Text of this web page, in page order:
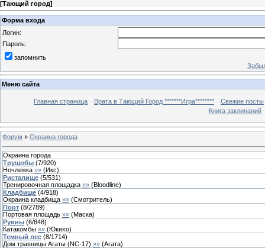
[Тающий город]
Форма входа
Логин:
Пароль:
запомнить
Меню сайта
Главная страница Врата в Тающий Город *******Игра********
Свежие посты
Книга заклинаний
Форум » Окраина города
Окраина города
Трущобы (7/920)
Ночлежка »» (Икс)
Ристалище (5/531)
Тренировочная площадка »» (Bloodline)
Кладбище (4/918)
Окраина кладбища »» (Смотритель)
Порт (8/2789)
Портовая площадь »» (Маска)
Руины (6/848)
Катакомбы »» (Юкихо)
Темный лес (8/1714)
Дом травницы Агаты (NC-17) »» (Агата)